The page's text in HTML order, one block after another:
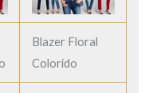
Blazer Floral
Colorido